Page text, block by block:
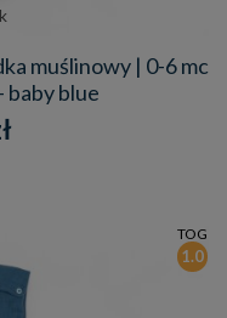
muślinowy | 0-6 mc
baby blue
TOG
1.0